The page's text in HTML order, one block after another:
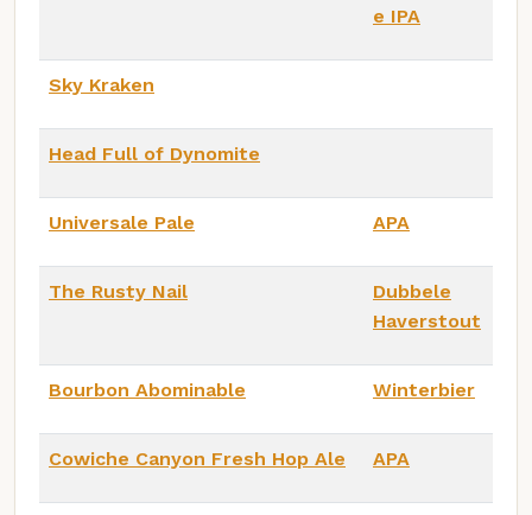
e IPA
Sky Kraken
Head Full of Dynomite
Universale Pale APA
The Rusty Nail
Dubbele
Haverstout
Bourbon Abominable Winterbier
Cowiche Canyon Fresh Hop Ale APA